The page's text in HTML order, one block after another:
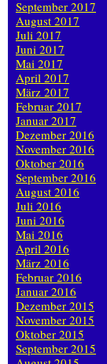
September 2017
August 2017
Juli 2017
Juni 2017
Mai 2017
April 2017
März 2017
Februar 2017
Januar 2017
Dezember 2016
November 2016
Oktober 2016
September 2016
August 2016
Juli 2016
Juni 2016
Mai 2016
April 2016
März 2016
Februar 2016
Januar 2016
Dezember 2015
November 2015
Oktober 2015
September 2015